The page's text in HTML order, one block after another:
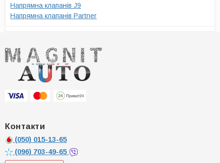
Напрямна клапанів J9
Напрямна клапанів Partner
Контакти
(050) 015-13-65
(096) 703-49-65